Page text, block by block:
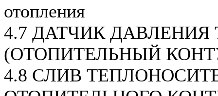
отопления
4.7 ДАТЧИК
(ОТОПИТЕЛЬНЫЙ
4.8 СЛИВ